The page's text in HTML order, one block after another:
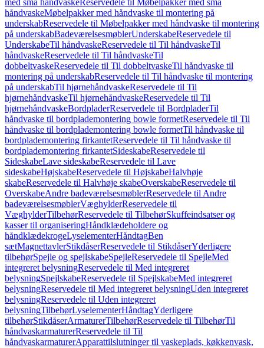
med små håndvaskeReservedele til Møbelpakker med små
håndvaskeMøbelpakker med håndvaske til montering på
underskabReservedele til Møbelpakker med håndvaske til montering
på underskabBadeværelsesmøblerUnderskabeReservedele til
UnderskabeTil håndvaskeReservedele til Til håndvaskeTil
håndvaskeReservedele til Til håndvaskeTil
dobbeltvaskeReservedele til Til dobbeltvaskeTil håndvaske til
montering på underskabReservedele til Til håndvaske til montering
på underskabTil hjørnehåndvaskeReservedele til Til
hjørnehåndvaskeTil hjørnehåndvaskeReservedele til Til
hjørnehåndvaskeBordpladerReservedele til BordpladerTil
håndvaske til bordplademontering bowle formetReservedele til Til
håndvaske til bordplademontering bowle formetTil håndvaske til
bordplademontering firkantetReservedele til Til håndvaske til
bordplademontering firkantetSideskabeReservedele til
SideskabeLave sideskabeReservedele til Lave
sideskabeHøjskabeReservedele til HøjskabeHalvhøje
skabeReservedele til Halvhøje skabeOverskabeReservedele til
OverskabeAndre badeværelsesmøblerReservedele til Andre
badeværelsesmøblerVæghylderReservedele til
VæghylderTilbehørReservedele til TilbehørSkuffeindsatser og
kasser til organiseringHåndklædeholdere og
håndklædekrogeLyselementerHåndtagBen
sætMagnettavlerStikdåserReservedele til StikdåserYderligere
tilbehørSpejle og spejlskabeSpejleReservedele til SpejleMed
integreret belysningReservedele til Med integreret
belysningSpejlskabeReservedele til SpejlskabeMed integreret
belysningReservedele til Med integreret belysningUden integreret
belysningReservedele til Uden integreret
belysningTilbehørLyselementerHåndtagYderligere
tilbehørStikdåserArmaturerTilbehørReservedele til TilbehørTil
håndvaskarmaturerReservedele til Til
håndvaskarmaturerApparattilslutninger til vaskeplads, køkkenvask,